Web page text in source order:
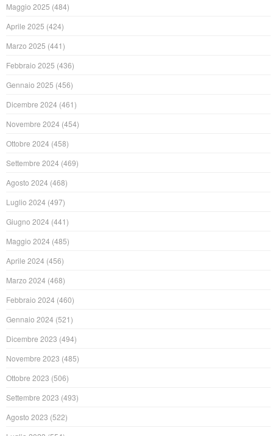
Maggio 2025 (484)
Aprile 2025 (424)
Marzo 2025 (441)
Febbraio 2025 (436)
Gennaio 2025 (456)
Dicembre 2024 (461)
Novembre 2024 (454)
Ottobre 2024 (458)
Settembre 2024 (469)
Agosto 2024 (468)
Luglio 2024 (497)
Giugno 2024 (441)
Maggio 2024 (485)
Aprile 2024 (456)
Marzo 2024 (468)
Febbraio 2024 (460)
Gennaio 2024 (521)
Dicembre 2023 (494)
Novembre 2023 (485)
Ottobre 2023 (506)
Settembre 2023 (493)
Agosto 2023 (522)